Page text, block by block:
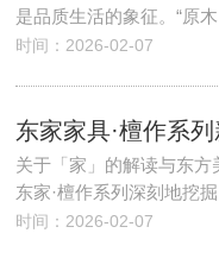
是品质生活的象征。“原木
时间：2026-02-07
关于「家」的解读与东方
东家·檀作系列深刻地挖掘
时间：2026-02-07